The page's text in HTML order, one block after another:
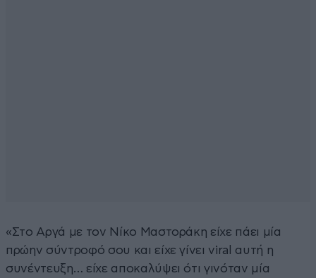
«Στο Αργά με τον Νίκο Μαστοράκη είχε πάει μία
πρώην σύντροφό σου και είχε γίνει viral αυτή η
συνέντευξη… είχε αποκαλύψει ότι γινόταν μία